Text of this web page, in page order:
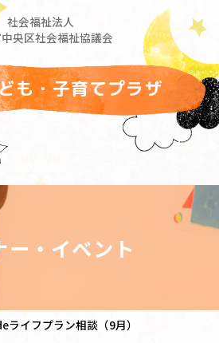
社会福祉法人
央区社会福祉協議会
も・子育てプラザ
ー・イベント
ライフプラン相談（9月）